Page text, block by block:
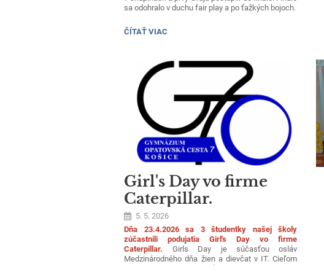
sa odohralo v duchu fair play a po ťažkých bojoch.
1. miesto 3.NB
3. miesto 3.A
Družstvám gratulujeme a tešíme sa o rok.
BASKETBALOVÝ
ČÍTAŤ VIAC
Girl's Day vo firme
Caterpillar.
5. 5. 2026
Dňa 23.4.2026 sa 3 študentky našej školy
zúčastnili podujatia Girl's Day vo firme
Caterpillar. Girls Day je súčasťou osláv
Medzinárodného dňa žien a dievčat v IT. Cieľom